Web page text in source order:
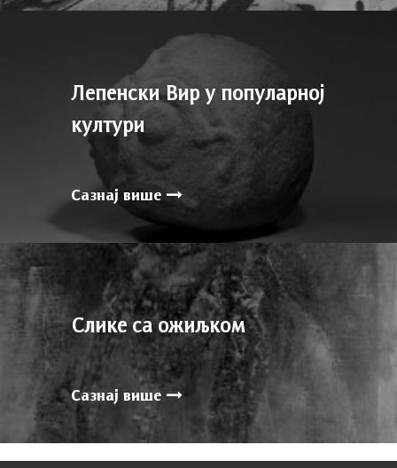
Лепенски Вир у популарној
култури
Сазнај више
Слике са ожиљком
Сазнај више